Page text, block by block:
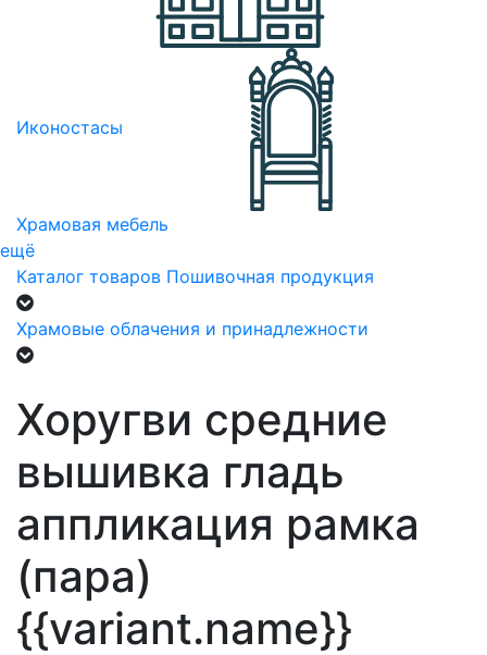
Иконостасы
Храмовая мебель
ещё
Каталог товаров Пошивочная продукция
Храмовые облачения и принадлежности
Хоругви средние
вышивка гладь
аппликация рамка
(пара)
{{variant.name}}